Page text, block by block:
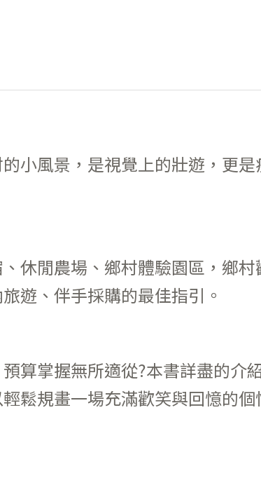
小風景，是視覺上的壯遊，更
休閒農場、鄉村體驗園區，鄉
遊、伴手採購的最佳指引。
算掌握無所適從?本書詳盡的介
鬆規畫一場充滿歡笑與回憶的